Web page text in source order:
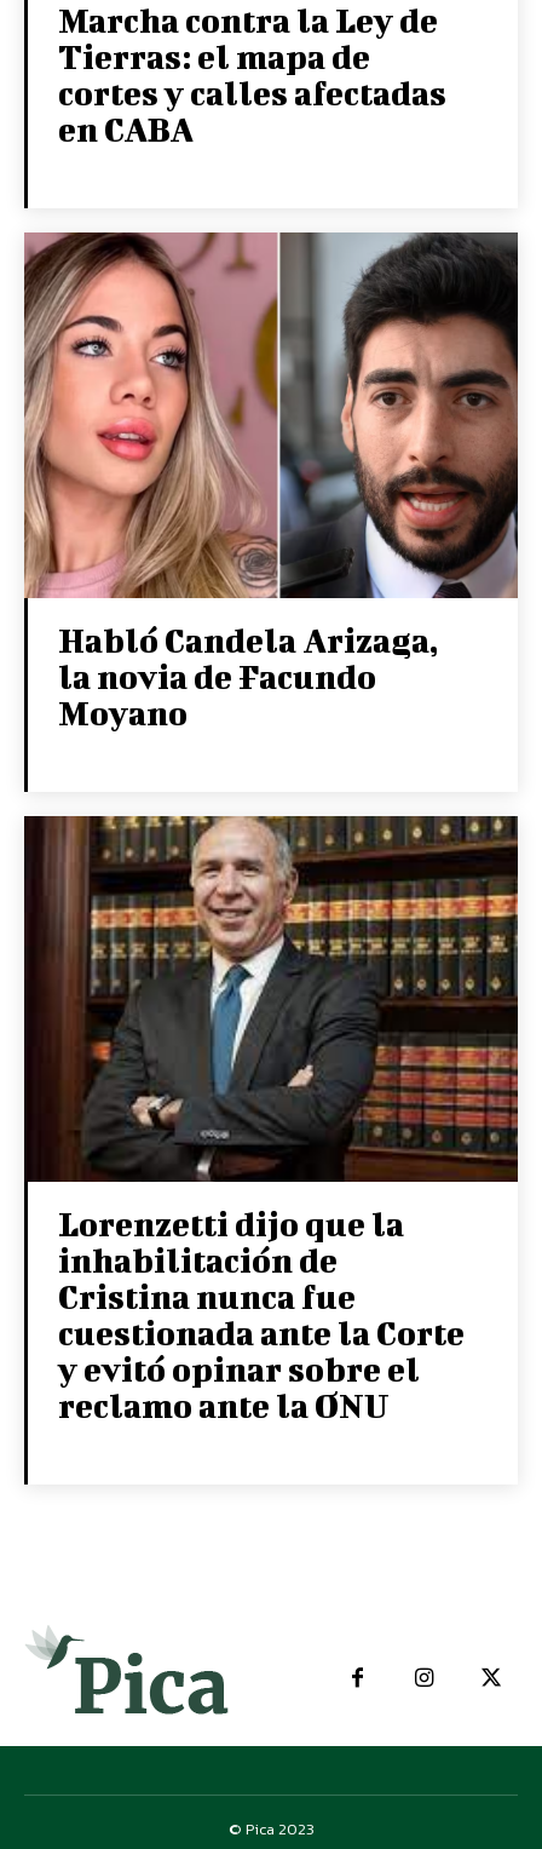
Marcha contra la Ley de
Tierras: el mapa de
cortes y calles afectadas
en CABA
Habló Candela Arizaga,
la novia de Facundo
Moyano
Lorenzetti dijo que la
inhabilitación de
Cristina nunca fue
cuestionada ante la Corte
y evitó opinar sobre el
reclamo ante la ONU
© Pica 2023